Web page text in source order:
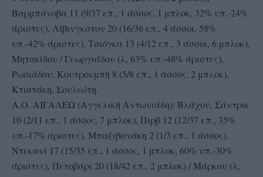
Βαρμπάνοβα 11 (9/37 επ., 1 άσσος, 1 μπλοκ, 32% υπ.-24%
άριστες), Λίβινγκστον 20 (16/36 επ., 4 άσσοι, 58%
υπ.-42% άριστες), Τσιόγκα 13 (4/12 επ., 3 άσσοι, 6 μπλοκ),
Μητακίδου / Γεωργιάδου (λ, 63% υπ.-48% άριστες),
Ρωσιάδου, Κουτρουμπή 8 (5/8 επ., 1 άσσος, 2 μπλοκ),
Κτιστάκη, Σουλιώτη.
Α.Ο. ΑΙΓΑΛΕΩ (Αγγελική Αντωνιάδη): Βλάχου, Σάντρικ
10 (2/11 επ., 1 άσσος, 7 μπλοκ), Πιρβ 12 (12/37 επ., 35%
υπ.-17% άριστες), Μπαξιβανάκη 2 (1/3 επ., 1 άσσος),
Ντεκανί 17 (15/35 επ., 1 άσσος, 1 μπλοκ, 60% υπ.-30%
άριστες), Πετοβάρι 20 (18/42 επ., 2 μπλοκ) / Μάρκου (λ,